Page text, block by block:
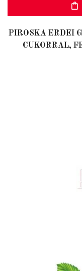
PIROSKA ERDEI
CUKORRAL,